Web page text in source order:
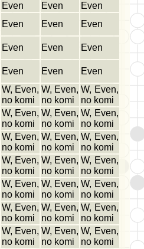
Even Even
Even
Even Even
Even
Even Even
Even
Even Even Even
W, Even,
no komi
W, Even,
no komi
W, Even,
no komi
W, Even,
no komi
W, Even,
no komi
W, Even,
no komi
W, Even,
no komi
W, Even,
no komi
W, Even,
no komi
W, Even,
no komi
W, Even,
no komi
W, Even,
no komi
W, Even,
no komi
W, Even,
no komi
W, Even,
no komi
W, Even,
no komi
W, Even,
no komi
W, Even,
no komi
W, Even,
no komi
W, Even,
no komi
W, Even,
no komi